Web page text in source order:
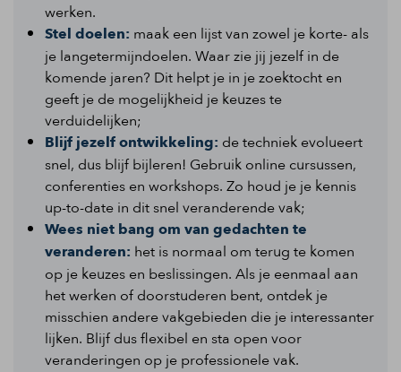
werken.
Stel doelen: maak een lijst van zowel je korte- als
je langetermijndoelen. Waar zie jij jezelf in de
komende jaren? Dit helpt je in je zoektocht en
geeft je de mogelijkheid je keuzes te
verduidelijken;
Blijf jezelf ontwikkeling: de techniek evolueert
snel, dus blijf bijleren! Gebruik online cursussen,
conferenties en workshops. Zo houd je je kennis
up-to-date in dit snel veranderende vak;
Wees niet bang om van gedachten te
veranderen: het is normaal om terug te komen
op je keuzes en beslissingen. Als je eenmaal aan
het werken of doorstuderen bent, ontdek je
misschien andere vakgebieden die je interessanter
lijken. Blijf dus flexibel en sta open voor
veranderingen op je professionele vak.